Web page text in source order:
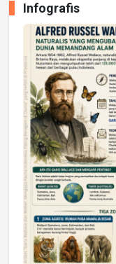
Infografis